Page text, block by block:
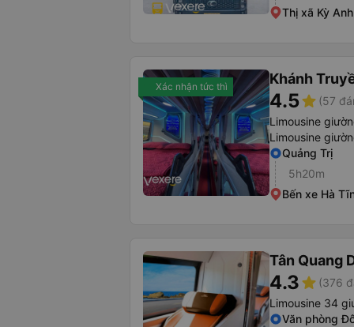
Thị xã Kỳ Anh
Xác nhận tức thì Khánh
4.5star (57
Limousine
Limousine
Quảng Trị
5h20m
Bến xe Hà
Tân Quang
4.3star (376
Limousine 34
Văn phòng